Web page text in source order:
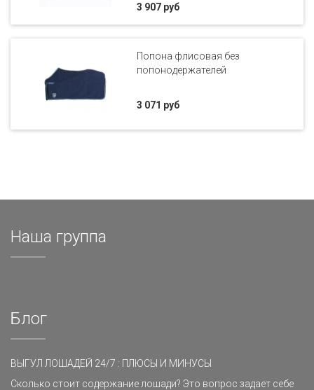
3 907 руб
Попона флисовая без
попонодержателей
3 071 руб
Наша группа
Блог
ВЫГУЛ ЛОШАДЕЙ 24/7 : ПЛЮСЫ И МИНУСЫ
Сколько стоит содержание лошади? Это вопрос задает себе